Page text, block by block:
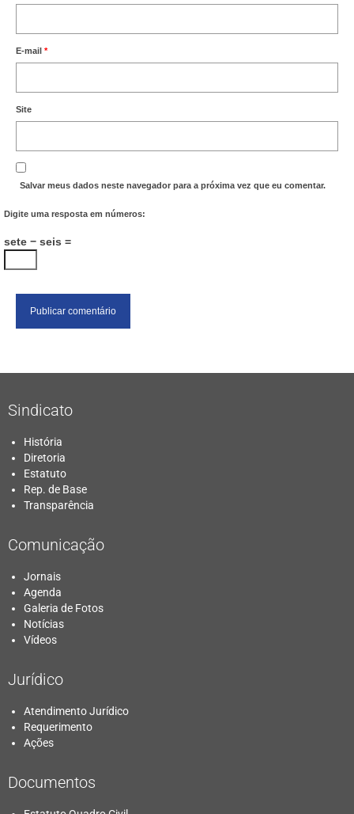
E-mail *
Site
Salvar meus dados neste navegador para a próxima vez que eu comentar.
Digite uma resposta em números:
sete − seis =
Sindicato
História
Diretoria
Estatuto
Rep. de Base
Transparência
Comunicação
Jornais
Agenda
Galeria de Fotos
Notícias
Vídeos
Jurídico
Atendimento Jurídico
Requerimento
Ações
Documentos